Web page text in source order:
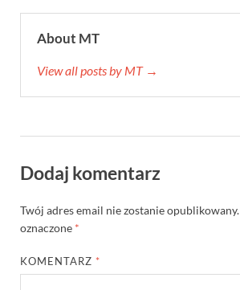
About MT
View all posts by MT →
Dodaj komentarz
Twój adres email nie zostanie opublikowany.
oznaczone *
KOMENTARZ *